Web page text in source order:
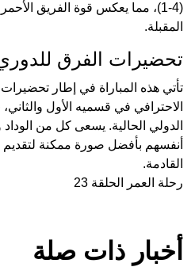
(4-1)، مما يعكس قوة الفريق
المقبلة.
تحضيرات الفرق
تأتي هذه المباراة في إطار
الاحترافي في قسميه الأول والثاني،
الدولي الحالية. يسعى كل من
أنفسهم بأفضل صورة ممكنة
القادمة.
رحلة العمر الحلقة 23
أخبار ذات صلة